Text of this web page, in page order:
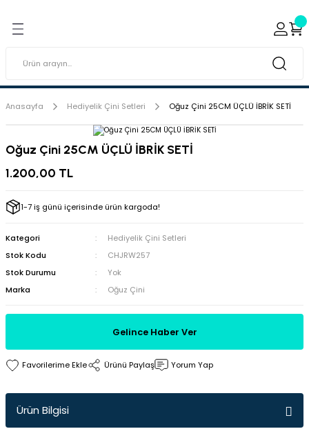
Porselen Boyaları (Toz
Kabartma Boyaları
Tabaklar
Anasayfa Hediyelik Çini Setleri Oğuz Çini 25CM ÜÇLÜ İBRİK SETİ
Oğuz Çini 25CM ÜÇLÜ İBRİK SETİ
1.200,00 TL
1-7 iş günü içerisinde ürün kargoda!
Kategori
Hediyelik Çini Setleri
Stok Kodu
CHJRW257
Stok Durumu
Yok
Marka
Oğuz Çini
Gelince Haber Ver
Ürünü Paylaş Yorum Yap
Ürün Bilgisi